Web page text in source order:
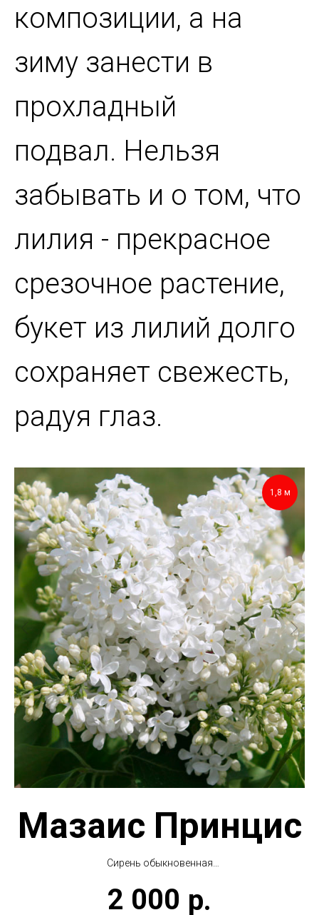
композиции, а на
зиму занести в
прохладный
подвал. Нельзя
забывать и о том, что
лилия - прекрасное
срезочное растение,
букет из лилий долго
сохраняет свежесть,
радуя глаз.
1,8 м
Мазаис Принцис
Сирень обыкновенная
2 000 р.